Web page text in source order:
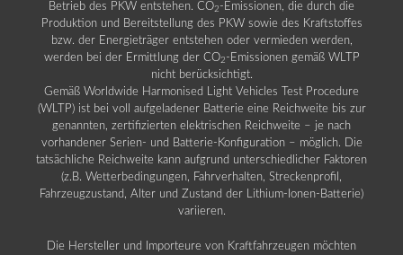
Betrieb des PKW entstehen. CO2 -Emissionen, die durch die
Produktion und Bereitstellung des PKW sowie des Kraftstoffes
bzw. der Energieträger entstehen oder vermieden werden,
werden bei der Ermittlung der CO2 -Emissionen gemäß WLTP
nicht berücksichtigt.
Gemäß Worldwide Harmonised Light Vehicles Test Procedure
(WLTP) ist bei voll aufgeladener Batterie eine Reichweite bis zur
genannten, zertifizierten elektrischen Reichweite – je nach
vorhandener Serien- und Batterie-Konfiguration – möglich. Die
tatsächliche Reichweite kann aufgrund unterschiedlicher Faktoren
(z.B. Wetterbedingungen, Fahrverhalten, Streckenprofil,
Fahrzeugzustand, Alter und Zustand der Lithium-Ionen-Batterie)
variieren.
Die Hersteller und Importeure von Kraftfahrzeugen möchten